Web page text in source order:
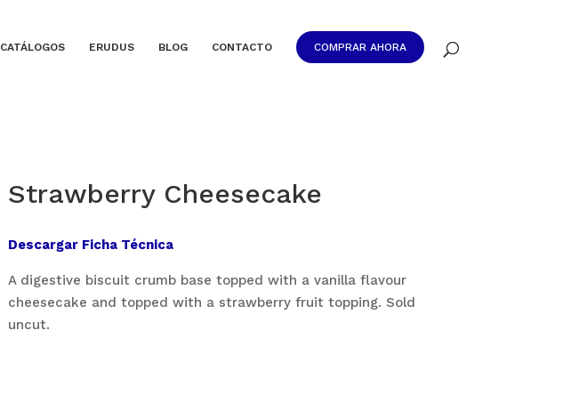
CATÁLOGOS ERUDUS BLOG CONTACTO COMPRAR AHORA
Strawberry Cheesecake
Descargar Ficha Técnica
A digestive biscuit crumb base topped with a vanilla flavour
cheesecake and topped with a strawberry fruit topping. Sold
uncut.